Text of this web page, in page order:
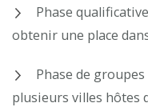
Phase
obtenir une place
Phase de
plusieurs villes hôtes